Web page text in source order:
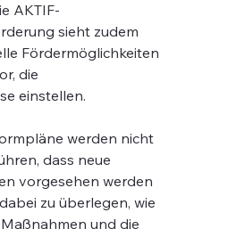
AKTIF-
sieht zudem
Fördermöglichkeiten
die
einstellen.
werden nicht
dass neue
vorgesehen werden
zu überlegen, wie
und die